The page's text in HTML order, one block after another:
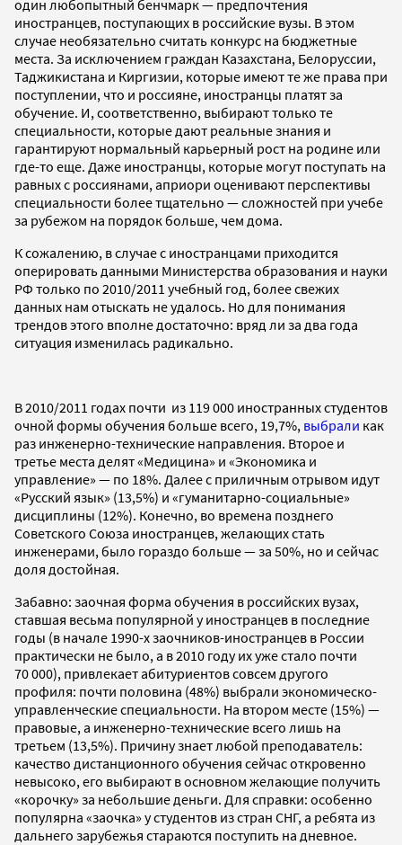
один любопытный бенчмарк — предпочтения
иностранцев, поступающих в российские вузы. В этом
случае необязательно считать конкурс на бюджетные
места. За исключением граждан Казахстана, Белоруссии,
Таджикистана и Киргизии, которые имеют те же права при
поступлении, что и россияне, иностранцы платят за
обучение. И, соответственно, выбирают только те
специальности, которые дают реальные знания и
гарантируют нормальный карьерный рост на родине или
где-то еще. Даже иностранцы, которые могут поступать на
равных с россиянами, априори оценивают перспективы
специальности более тщательно — сложностей при учебе
за рубежом на порядок больше, чем дома.
К сожалению, в случае с иностранцами приходится
оперировать данными Министерства образования и науки
РФ только по 2010/2011 учебный год, более свежих
данных нам отыскать не удалось. Но для понимания
трендов этого вполне достаточно: вряд ли за два года
ситуация изменилась радикально.
В 2010/2011 годах почти из 119 000 иностранных студентов
очной формы обучения больше всего, 19,7%, выбрали как
раз инженерно-технические направления. Второе и
третье места делят «Медицина» и «Экономика и
управление» — по 18%. Далее с приличным отрывом идут
«Русский язык» (13,5%) и «гуманитарно-социальные»
дисциплины (12%). Конечно, во времена позднего
Советского Союза иностранцев, желающих стать
инженерами, было гораздо больше — за 50%, но и сейчас
доля достойная.
Забавно: заочная форма обучения в российских вузах,
ставшая весьма популярной у иностранцев в последние
годы (в начале 1990-х заочников-иностранцев в России
практически не было, а в 2010 году их уже стало почти
70 000), привлекает абитуриентов совсем другого
профиля: почти половина (48%) выбрали экономическо-
управленческие специальности. На втором месте (15%) —
правовые, а инженерно-технические всего лишь на
третьем (13,5%). Причину знает любой преподаватель:
качество дистанционного обучения сейчас откровенно
невысоко, его выбирают в основном желающие получить
«корочку» за небольшие деньги. Для справки: особенно
популярна «заочка» у студентов из стран СНГ, а ребята из
дальнего зарубежья стараются поступить на дневное.